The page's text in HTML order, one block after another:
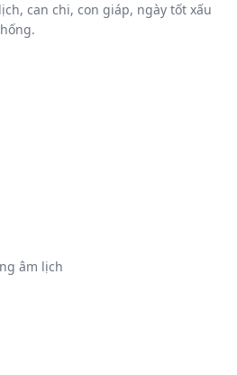
can chi, con giáp, ngày tốt xấu
âm lịch